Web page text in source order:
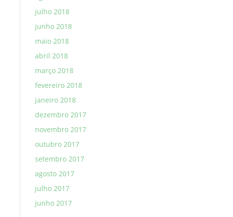
julho 2018
junho 2018
maio 2018
abril 2018
março 2018
fevereiro 2018
janeiro 2018
dezembro 2017
novembro 2017
outubro 2017
setembro 2017
agosto 2017
julho 2017
junho 2017